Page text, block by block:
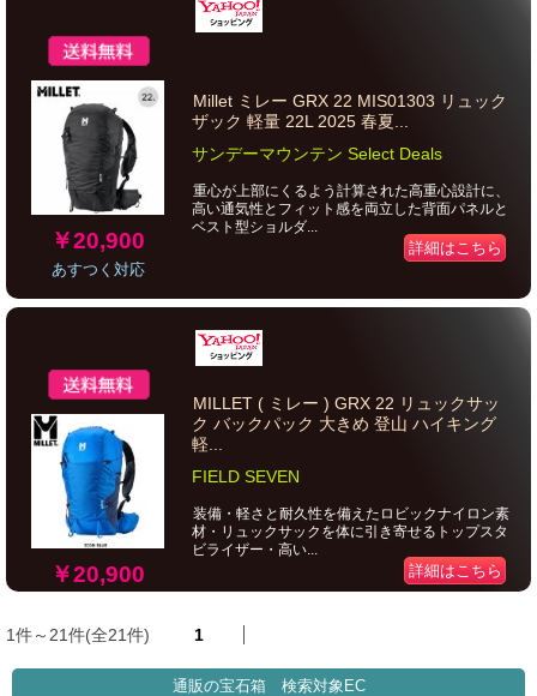
￥20,900
あすつく対応
Millet ミレー GRX 22 MIS01303 リュック
ザック 軽量 22L 2025 春夏...
サンデーマウンテン Select Deals
重心が上部にくるよう計算された高重心設計に、
高い通気性とフィット感を両立した背面パネルと
ベスト型ショルダ...
詳細はこちら
￥20,900
MILLET ( ミレー ) GRX 22 リュックサッ
ク バックパック 大きめ 登山 ハイキング
軽...
FIELD SEVEN
装備・軽さと耐久性を備えたロビックナイロン素
材・リュックサックを体に引き寄せるトップスタ
ビライザー・高い...
詳細はこちら
1件～21件(全21件) 1
通販の宝石箱 検索対象EC